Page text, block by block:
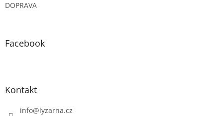
DOPRAVA
Facebook
Kontakt
info@lyzarna.cz